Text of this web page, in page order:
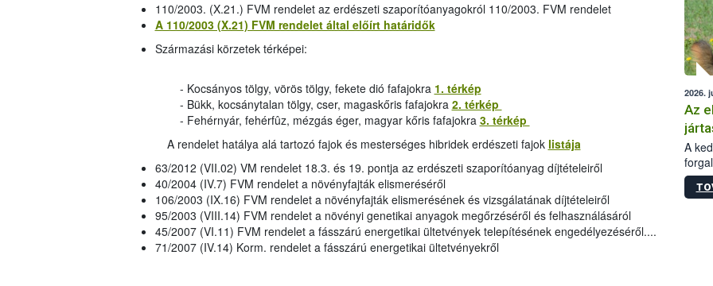
110/2003. (X.21.) FVM rendelet az erdészeti szaporítóanyagokról 110/2003. FVM rendelet
A 110/2003 (X.21) FVM rendelet által előírt határidők
Származási körzetek térképei:
- Kocsányos tölgy, vörös tölgy, fekete dió fafajokra 1. térkép
- Bükk, kocsánytalan tölgy, cser, magaskőris fafajokra 2. térkép
- Fehérnyár, fehérfûz, mézgás éger, magyar kőris fafajokra 3. térkép
A rendelet hatálya alá tartozó fajok és mesterséges hibridek erdészeti fajok listája
63/2012 (VII.02) VM rendelet 18.3. és 19. pontja az erdészeti szaporítóanyag díjtételeiről
40/2004 (IV.7) FVM rendelet a növényfajták elismeréséről
106/2003 (IX.16) FVM rendelet a növényfajták elismerésének és vizsgálatának díjtételeiről
95/2003 (VIII.14) FVM rendelet a növényi genetikai anyagok megőrzéséről és felhasználásáról
45/2007 (VI.11) FVM rendelet a fásszárú energetikai ültetvények telepítésének engedélyezéséről....
71/2007 (IV.14) Korm. rendelet a fásszárú energetikai ültetvényekről
2026.
Az
A